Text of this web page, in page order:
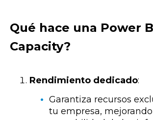
Qué hace una Power
Capacity?
Rendimiento dedicado:
Garantiza recursos
tu empresa,